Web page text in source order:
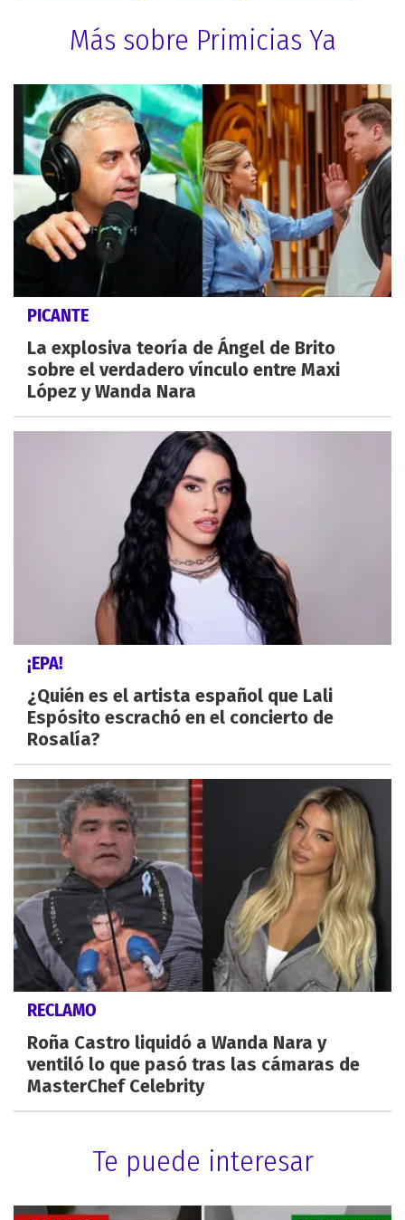
Más sobre Primicias Ya
PICANTE
La explosiva teoría de Ángel de Brito
sobre el verdadero vínculo entre Maxi
López y Wanda Nara
¡EPA!
¿Quién es el artista español que Lali
Espósito escrachó en el concierto de
Rosalía?
RECLAMO
Roña Castro liquidó a Wanda Nara y
ventiló lo que pasó tras las cámaras de
MasterChef Celebrity
Te puede interesar